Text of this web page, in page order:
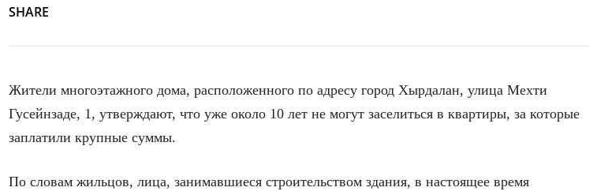
SHARE
Жители многоэтажного дома, расположенного по адресу город Хырдалан, улица Мехти
Гусейнзаде, 1, утверждают, что уже около 10 лет не могут заселиться в квартиры, за которые
заплатили крупные суммы.
По словам жильцов, лица, занимавшиеся строительством здания, в настоящее время